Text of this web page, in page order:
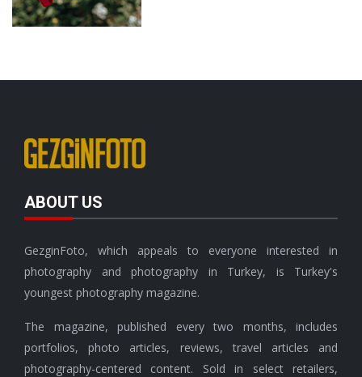
ABOUT US
GezginFoto, which appeals to everyone interested in
photography and photography in Turkey, is Turkey's
youngest photography magazine.
The magazine, published every two months, includes
portfolios, photo articles, reviews, travel articles and
photography-centered content. Sold in select retailers,